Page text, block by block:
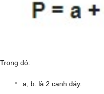
Trong đó:
a, b: là 2 cạnh đáy.